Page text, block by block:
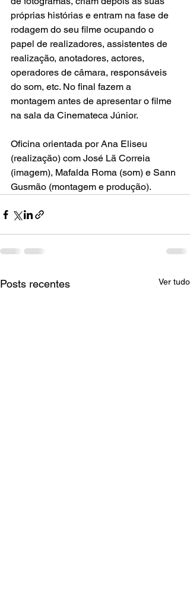
próprias histórias e entram na fase de
rodagem do seu filme ocupando o
papel de realizadores, assistentes de
realização, anotadores, actores,
operadores de câmara, responsáveis
do som, etc. No final fazem a
montagem antes de apresentar o filme
na sala da Cinemateca Júnior.
Oficina orientada por Ana Eliseu
(realização) com José Lã Correia
(imagem), Mafalda Roma (som) e Sann
Gusmão (montagem e produção).
Posts recentes Ver tudo